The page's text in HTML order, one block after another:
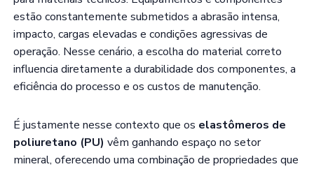
estão constantemente submetidos a abrasão intensa,
impacto, cargas elevadas e condições agressivas de
operação. Nesse cenário, a escolha do material correto
influencia diretamente a durabilidade dos componentes, a
eficiência do processo e os custos de manutenção.
É justamente nesse contexto que os elastômeros de
poliuretano (PU) vêm ganhando espaço no setor
mineral, oferecendo uma combinação de propriedades que